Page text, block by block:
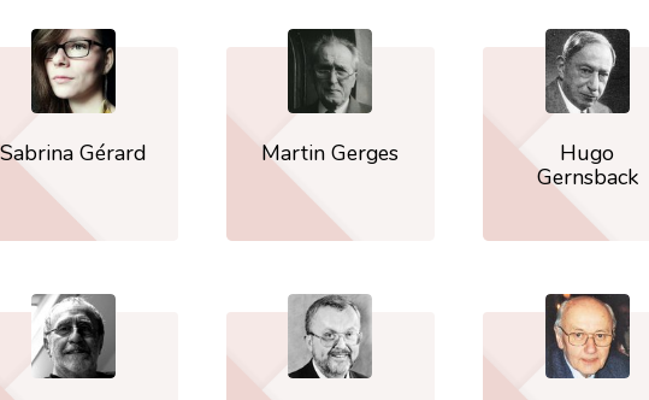
Sabrina Gérard Martin Gerges
Hugo
Gernsback